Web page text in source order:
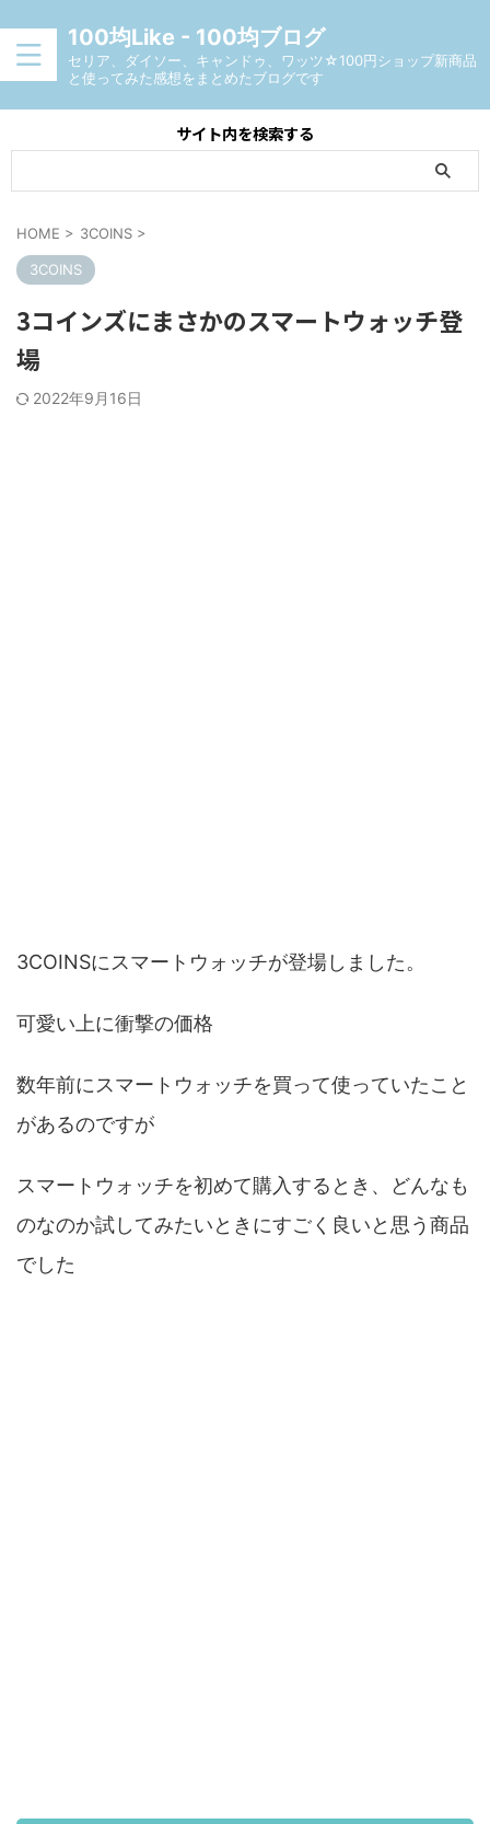
100均Like - 100均ブログ
セリア、ダイソー、キャンドゥ、ワッツ☆100円ショップ新商品
と使ってみた感想をまとめたブログです
サイト内を検索する
HOME > 3COINS >
3COINS
3コインズにまさかのスマートウォッチ登
場
2022年9月16日
3COINSにスマートウォッチが登場しました。
可愛い上に衝撃の価格
数年前にスマートウォッチを買って使っていたこと
があるのですが
スマートウォッチを初めて購入するとき、どんなも
のなのか試してみたいときにすごく良いと思う商品
でした